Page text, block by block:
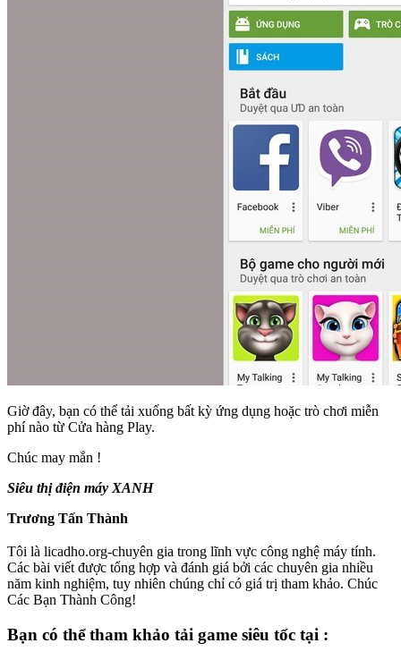
Giờ đây, bạn có thể tải xuống bất kỳ ứng dụng hoặc trò chơi miễn
phí nào từ Cửa hàng Play.
Chúc may mắn !
Siêu thị điện máy XANH
Trương Tấn Thành
Tôi là licadho.org-chuyên gia trong lĩnh vực công nghệ máy tính.
Các bài viết được tổng hợp và đánh giá bởi các chuyên gia nhiều
năm kinh nghiệm, tuy nhiên chúng chỉ có giá trị tham khảo. Chúc
Các Bạn Thành Công!
Bạn có thể tham khảo tải game siêu tốc tại :